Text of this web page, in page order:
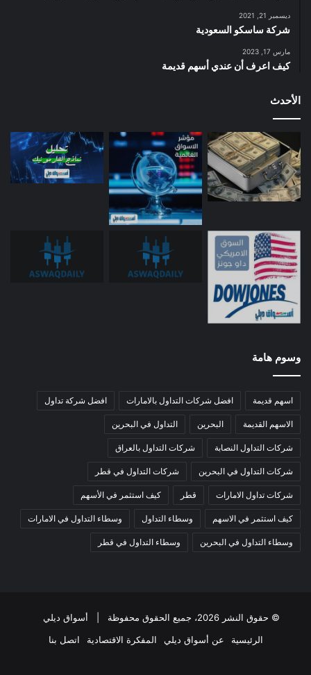
ديسمبر 21, 2021
شركة ساسكو السعودية
مارس 17, 2023
كيف اعرف أن عندي أسهم قديمة
الأحدث
وسوم هامة
اسهم قديمة افضل شركات التداول بالامارات افضل شركة تداول
الاسهم القديمة البحرين التداول في البحرين
شركات التداول النصابة شركات التداول بالعراق
شركات التداول في البحرين شركات التداول في قطر
شركات تداول الامارات قطر كيف استثمر في الأسهم
كيف استثمر في الاسهم وسطاء التداول وسطاء التداول في الامارات
وسطاء التداول في البحرين وسطاء التداول في قطر
© حقوق النشر 2026، جميع الحقوق محفوظة |
أسواق ديلي
الرئيسية
عن أسواق ديلي المفكرة الاقتصادية اتصل بنا